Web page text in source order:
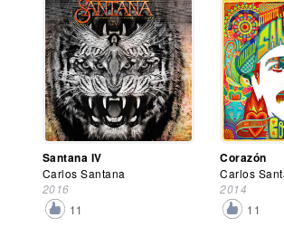
Santana IV
Carlos Santana
2016
11
Corazón
Carlos
2014
11